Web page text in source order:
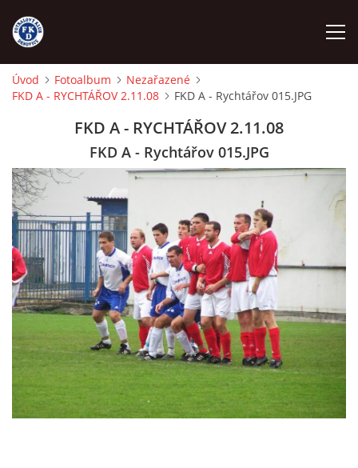
ÚVOD
FKD A
FKD B
STARŠÍ DOROST
STARŠÍ ŽÁCI
MLADŠÍ ŽÁCI
Úvod Fotoalbum
Nezařazené
FKD A - RYCHTÁŘOV 2.11.08
FKD A - Rychtářov 015.JPG
FKD A - RYCHTÁŘOV 2.11.08
FKD A - Rychtářov 015.JPG